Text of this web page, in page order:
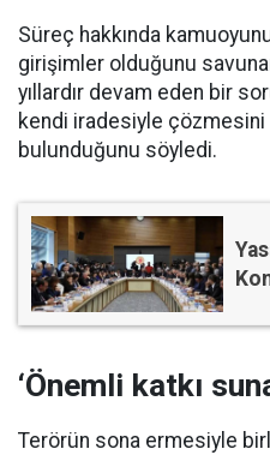
Süreç hakkında
girişimler olduğunu
yıllardır devam eden bir
kendi iradesiyle
bulunduğunu söyledi.
‘Önemli katkı
Terörün sona ermesiyle